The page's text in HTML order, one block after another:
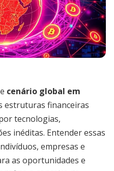
cenário global em
estruturas financeiras
tecnologias,
inéditas. Entender essas
empresas e
as oportunidades e